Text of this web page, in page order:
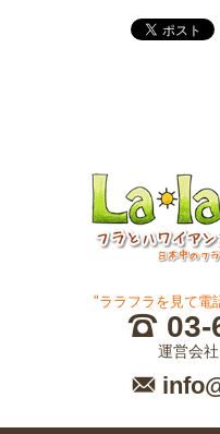
"ララフラを見て電
03-
運営会